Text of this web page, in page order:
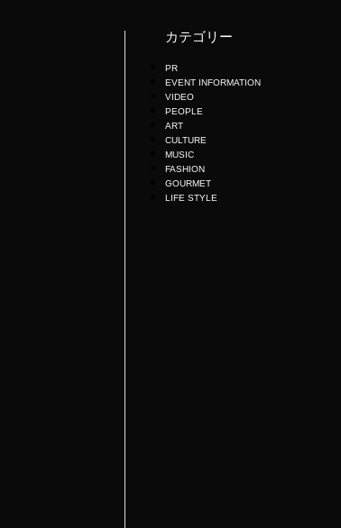
カテゴリー
PR
EVENT INFORMATION
VIDEO
PEOPLE
ART
CULTURE
MUSIC
FASHION
GOURMET
LIFE STYLE